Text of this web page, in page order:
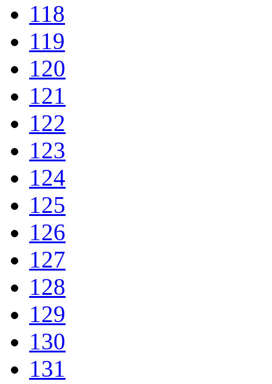
118
119
120
121
122
123
124
125
126
127
128
129
130
131